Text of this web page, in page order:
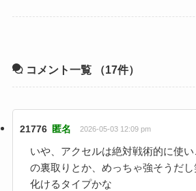
コメント一覧 （17件）
21776 匿名 2026-05-03 12:09 pm
いや、アクセルは絶対戦術的に使
の裏取りとか、めっちゃ強そうだ
化けるタイプかな